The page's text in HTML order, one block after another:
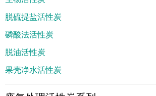
脱硫提盐活性炭
磷酸法活性炭
脱油活性炭
果壳净水活性炭